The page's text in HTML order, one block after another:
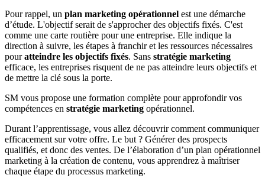
Pour rappel, un plan marketing opérationnel est une démarche
d’étude. L'objectif serait de s'approcher des objectifs fixés. C'est
comme une carte routière pour une entreprise. Elle indique la
direction à suivre, les étapes à franchir et les ressources nécessaires
pouratteindre les objectifs fixés. Sans stratégie marketing
efficace, les entreprises risquent de ne pas atteindre leurs objectifs et
de mettre la clé sous la porte.
SM vous propose une formation complète pour approfondir vos
compétences en stratégie marketing opérationnel.
Durant l’apprentissage, vous allez découvrir comment communiquer
efficacement sur votre offre. Le but ? Générer des prospects
qualifiés, et donc des ventes. De l’élaboration d’un plan opérationnel
marketing à la création de contenu, vous apprendrez à maîtriser
chaque étape du processus marketing.